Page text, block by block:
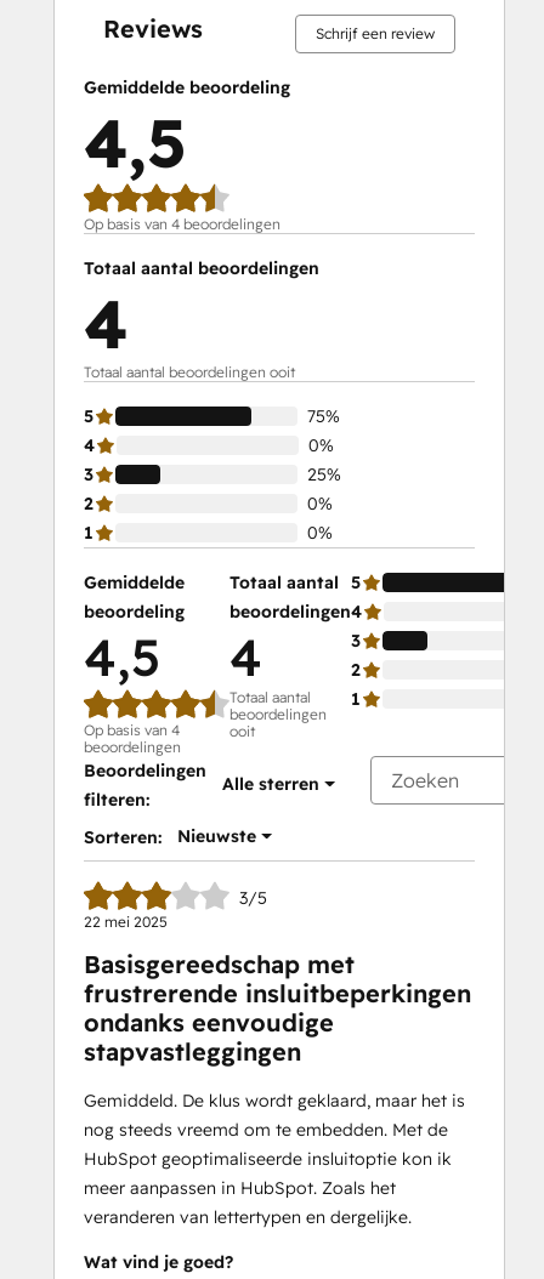
Reviews Schrijf een review
Gemiddelde beoordeling
4,5
Op basis van 4 beoordelingen
Totaal aantal beoordelingen
4
Totaal aantal beoordelingen ooit
5
75%
4
0%
3
25%
2
0%
1
0%
Gemiddelde
beoordeling
4,5
Op basis van 4
beoordelingen
Totaal aantal
beoordelingen
4
Totaal aantal
beoordelingen
ooit
5
4
3
2
1
Beoordelingen
filteren:
Alle sterren
Sorteren: Nieuwste
3/5
22 mei 2025
Basisgereedschap met
frustrerende insluitbeperkingen
ondanks eenvoudige
stapvastleggingen
Gemiddeld. De klus wordt geklaard, maar het is
nog steeds vreemd om te embedden. Met de
HubSpot geoptimaliseerde insluitoptie kon ik
meer aanpassen in HubSpot. Zoals het
veranderen van lettertypen en dergelijke.
Wat vind je goed?